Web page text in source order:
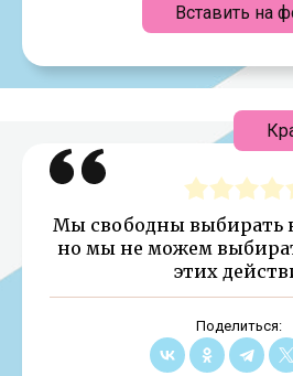
Вставить на
Мы свободны выбирать
но мы не можем
этих
Поделиться: